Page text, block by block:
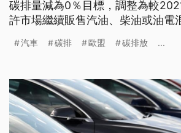
碳排量減為0％目標，調整為較
許市場繼續販售汽油、柴油或油電
消費者有權選擇所駕駛車輛的科技。
汽車 碳排 歐盟 碳排放 ...